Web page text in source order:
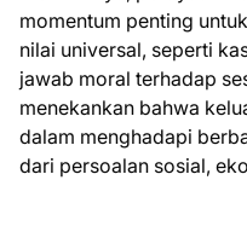
momentum penting
nilai universal, seperti
jawab moral terhadap
menekankan bahwa
dalam menghadapi
dari persoalan sosial,